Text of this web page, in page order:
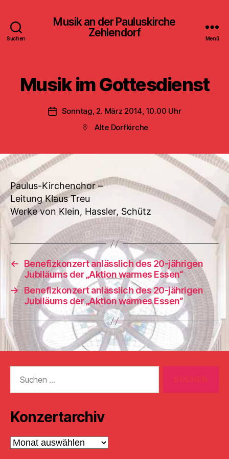
Suchen
Musik an der Pauluskirche
Zehlendorf
Menü
Musik im Gottesdienst
Veröffentlichungsdatum
Sonntag, 2. März 2014, 10.00 Uhr
Beitragsort
Alte Dorfkirche
Paulus-Kirchenchor –
Leitung Klaus Treu
Werke von Klein, Hassler, Schütz
←
Benefizkonzert anlässlich des 20-jährigen
Jubiläums der „Aktion warmes Essen“
→
Benefizkonzert anlässlich des 20-jährigen
Jubiläums der „Aktion warmes Essen“
nach:
Konzertarchiv
Konzertarchiv